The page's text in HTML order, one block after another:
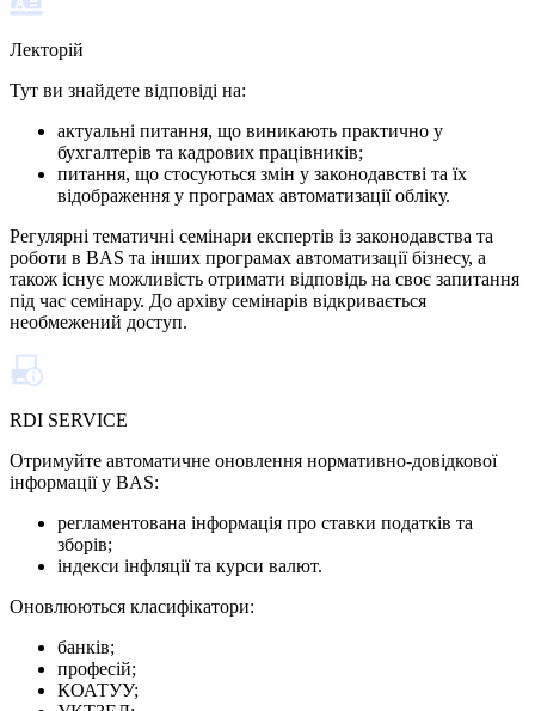
Лекторій
Тут ви знайдете відповіді на:
актуальні питання, що виникають практично у
бухгалтерів та кадрових працівників;
питання, що стосуються змін у законодавстві та їх
відображення у програмах автоматизації обліку.
Регулярні тематичні семінари експертів із законодавства та
роботи в BAS та інших програмах автоматизації бізнесу, а
також існує можливість отримати відповідь на своє запитання
під час семінару. До архіву семінарів відкривається
необмежений доступ.
RDI SERVICE
Отримуйте автоматичне оновлення нормативно-довідкової
інформації у BAS:
регламентована інформація про ставки податків та
зборів;
індекси інфляції та курси валют.
Оновлюються класифікатори:
банків;
професій;
КОАТУУ;